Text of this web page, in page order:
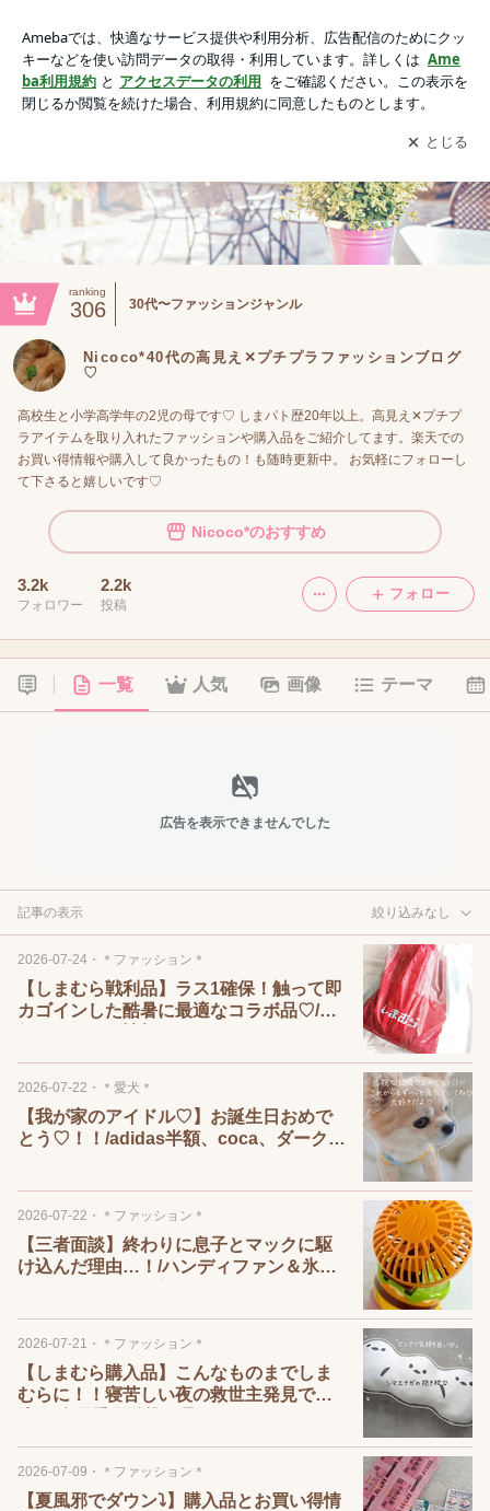
アプリをダウンロードして ブログの更新通知
を受け取りまし
ょう。
開く
ranking
306 30代〜ファッションジャンル
Nicoco*40代の高見え✕プチプラファッションブログ
♡
高校生と小学高学年の2児の母です♡ しまパト歴20年以上。高見え✕プチプ
ラアイテムを取り入れたファッションや購入品をご紹介してます。楽天での
お買い得情報や購入して良かったもの！も随時更新中。 お気軽にフォローし
て下さると嬉しいです♡
Nicoco*のおすすめ
3.2k
フォロワー
2.2k
投稿
フォロー
一覧 人気 画像 テーマ
広告を表示できませんでした
記事の表示 絞り込みなし
2026-07-24 ・ ＊ファッション＊
【しまむら戦利品】ラス1確保！触って即
カゴインした酷暑に最適なコラボ品♡/お
2026-07-22 ・ ＊愛犬＊
【我が家のアイドル♡】お誕生日おめで
とう♡！！/adidas半額、coca、ダークエ
2026-07-22 ・ ＊ファッション＊
【三者面談】終わりに息子とマックに駆
け込んだ理由…！/ハンディファン＆氷の
2026-07-21 ・ ＊ファッション＊
【しまむら購入品】こんなものまでしま
むらに！！寝苦しい夜の救世主発見で即
2026-07-09 ・ ＊ファッション＊
【夏風邪でダウン⤵】購入品とお買い得情